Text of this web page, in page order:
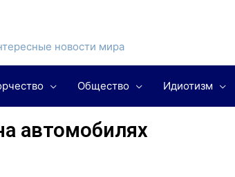
новости мира
Общество Идиотизм
автомобилях